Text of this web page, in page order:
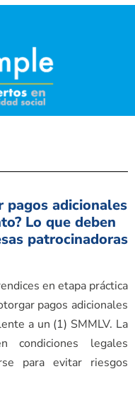
pagos adicionales
Lo que deben
patrocinadoras
en etapa práctica
pagos adicionales
a un (1) SMMLV. La
condiciones legales
para evitar riesgos